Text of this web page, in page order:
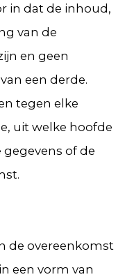
in dat de inhoud,
van de
en geen
een derde.
tegen elke
uit welke hoofde
of de
de overeenkomst
een vorm van